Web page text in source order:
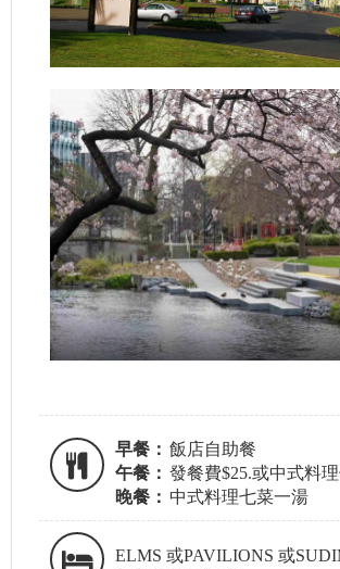
早餐： 飯店自助餐
午餐： 發餐費$25.或中式料
晚餐： 中式料理七菜一湯
ELMS 或PAVILIONS 或